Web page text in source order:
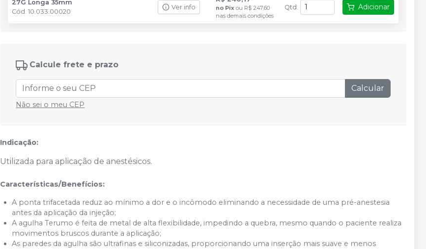
27G Longa 35mm
Cód.10.033.00020
Ver info no Pix ou R$ 247,60
nas demais condições
Qtd : Adicionar
Calcule frete e prazo
Calcular
Não sei o meu CEP
Indicação:
Utilizada para aplicação de anestésicos.
Características/Benefícios:
A ponta trifacetada reduz ao mínimo a dor e o incômodo eliminando a necessidade de uma pré-anestesia
antes da aplicação da injeção;
A agulha Terumo é feita de metal de alta flexibilidade, impedindo a quebra, mesmo quando o paciente realiza
movimentos bruscos durante a aplicação;
As paredes da agulha são ultrafinas e siliconizadas, proporcionando uma inserção mais suave e menos